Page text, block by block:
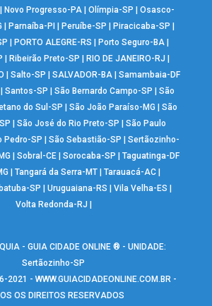
Novo Progresso-PA |Olímpia-SP |Osasco-
Parnaíba-PI Peruíbe-SP Piracicaba-SP
PORTO ALEGRE-RS Porto Seguro-BA
Ribeirão Preto-SP RIO DE JANEIRO-RJ
Salto-SP SALVADOR-BA| Samambaia-DF
|Santos-SP |São Bernardo Campo-SP |São
do Sul-SP |São João Paraíso-MG |São
|São José do Rio Preto-SP |São Paulo
Pedro-SP |São Sebastião-SP |Sertãozinho-
|Sobral-CE |Sorocaba-SP |Taguatinga-DF
Tangará da Serra-MT| Tarauacá-AC|
SP |Uruguaiana-RS |Vila Velha-ES
Volta Redonda-RJ
- GUIA CIDADE ONLINE ® - UNIDADE:
Sertãozinho-SP
2021 -WWW.GUIACIDADEONLINE.COM.BR -
OS DIREITOS RESERVADOS